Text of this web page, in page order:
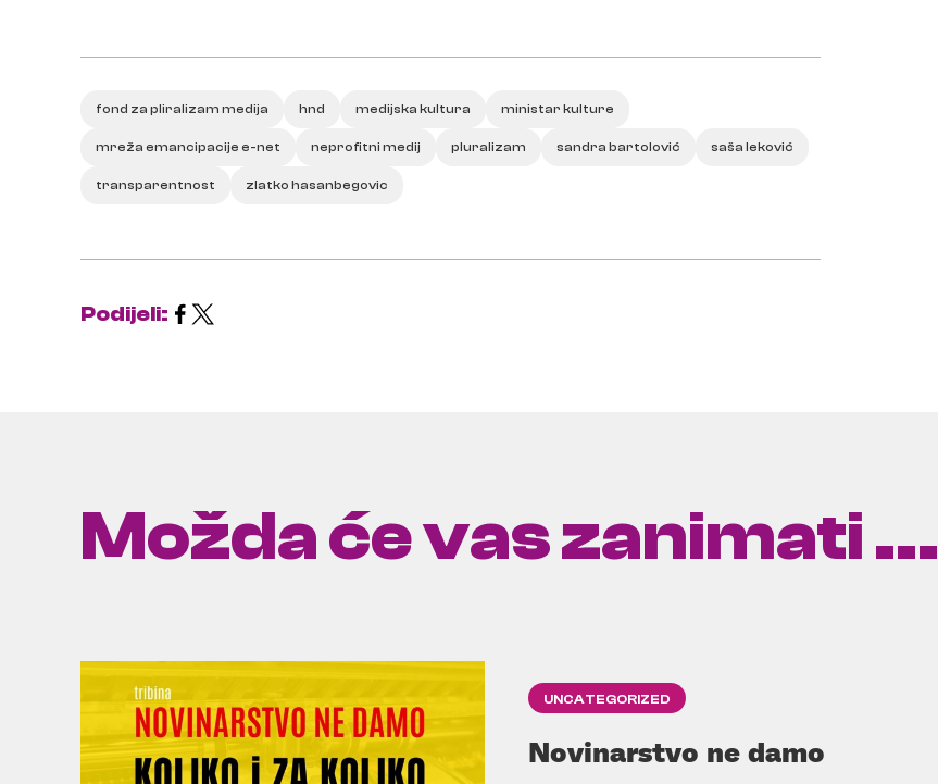
fond za pliralizam medija hnd medijska kultura ministar kulture
mreža emancipacije e-net neprofitni medij pluralizam sandra bartolović saša leković
transparentnost zlatko hasanbegovic
Podijeli:
Možda će vas zanimati ...
UNCATEGORIZED
Novinarstvo ne damo